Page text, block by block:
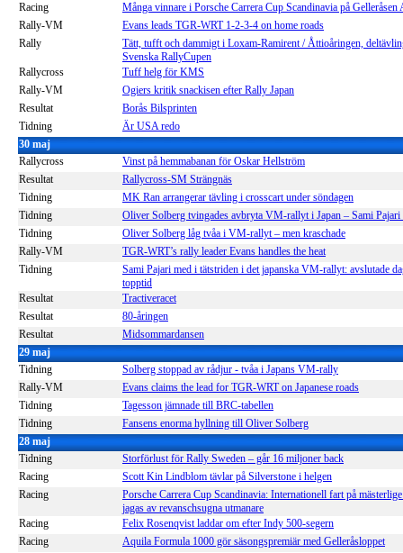
Racing
Många vinnare i Porsche Carrera Cup Scandinavia på Gelleråsen
Rally-VM
Evans leads TGR-WRT 1-2-3-4 on home roads
Rally
Tätt, tufft och dammigt i Loxam-Ramirent / Åttioåringen,
Svenska RallyCupen
Rallycross
Tuff helg för KMS
Rally-VM
Ogiers kritik snackisen efter Rally Japan
Resultat
Borås Bilsprinten
Tidning
Är USA redo
30 maj
Rallycross
Vinst på hemmabanan för Oskar Hellström
Resultat
Rallycross-SM Strängnäs
Tidning
MK Ran arrangerar tävling i crosscart under söndagen
Tidning
Oliver Solberg tvingades avbryta VM-rallyt i Japan – Sami Pajari
Tidning
Oliver Solberg låg tvåa i VM-rallyt – men kraschade
Rally-VM
TGR-WRT’s rally leader Evans handles the heat
Tidning
Sami Pajari med i tätstriden i det japanska VM-rallyt: avslutade
topptid
Resultat
Tractiveracet
Resultat
80-åringen
Resultat
Midsommardansen
29 maj
Tidning
Solberg stoppad av rådjur - tvåa i Japans VM-rally
Rally-VM
Evans claims the lead for TGR-WRT on Japanese roads
Tidning
Tagesson jämnade till BRC-tabellen
Tidning
Fansens enorma hyllning till Oliver Solberg
28 maj
Tidning
Storförlust för Rally Sweden – går 16 miljoner back
Racing
Scott Kin Lindblom tävlar på Silverstone i helgen
Racing
Porsche Carrera Cup Scandinavia: Internationell fart på
jagas av revanschsugna utmanare
Racing
Felix Rosenqvist laddar om efter Indy 500-segern
Racing
Aquila Formula 1000 gör säsongspremiär med Gelleråsloppet